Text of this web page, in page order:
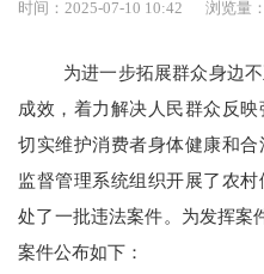
时间：2025-07-10 10:42
浏览量
为进一步拓展群众身边不
成效，着力解决人民群众反
切实维护消费者身体健康和
监督管理系统组织开展了农
处了一批违法案件。为发挥案
案件公布如下：